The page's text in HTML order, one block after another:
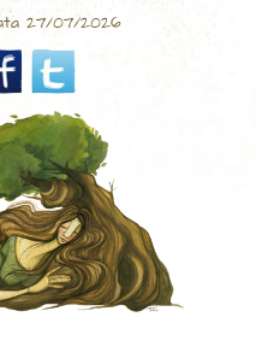
27/07/2026